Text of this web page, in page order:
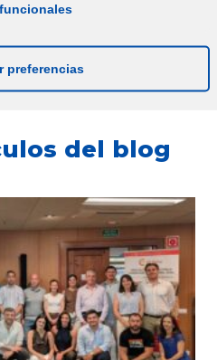
del blog
preferencias